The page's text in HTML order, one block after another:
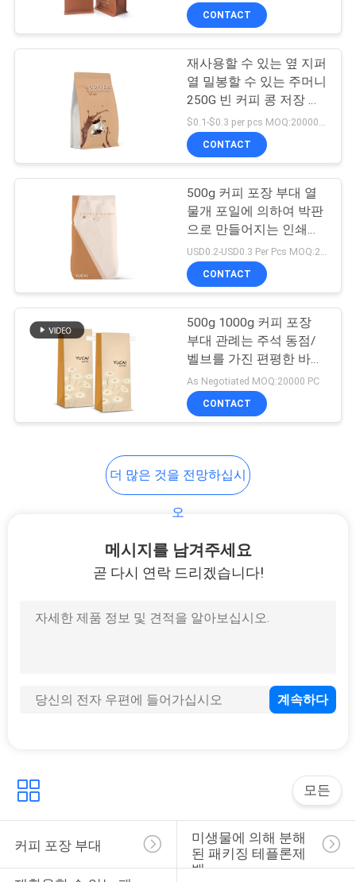
트
PRIVACY
POLICY
가방을 패키징하는
애완동물사료
냉각 접착 영화
주둥이 주머니 포장
23
아이들 저항하는 지
퍼 백
26
CONTACT
재사용할 수 있는 옆 지퍼
열 밀봉할 수 있는 주머니
250G 빈 커피 콩 저장 부
대
$0.1-$0.3 per pcs MOQ:20000 PC
CONTACT
500g 커피 포장 부대 열
물개 포일에 의하여 박판
으로 만들어지는 인쇄된
측 삼각천 주머니
CONTACT
500g 1000g 커피 포장
부대 관례는 주석 동점/
벨브를 가진 편평한 바닥
200mic를 인쇄했습니다
As Negotiated MOQ:20000 PC
CONTACT
더 많은 것을 전망하십시
오
메시지를 남겨주세요
곧 다시 연락 드리겠습니다!
모든
커피 포장 부대
미생물에 의해 분해
된 패키징 테플론제
백